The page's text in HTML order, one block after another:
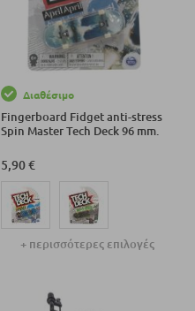
Διαθέσιμο
Fingerboard Fidget anti-stress
Spin Master Tech Deck 96 mm.
5,90 €
+ περισσότερες επιλογές